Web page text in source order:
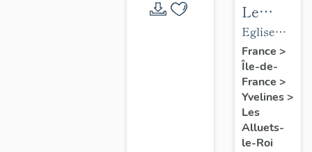
Le
mobilier
de
l'église
Saint-
Nicolas
Eglise
paroissiale
Saint-
Nicolas
France >
Île-de-
France >
Yvelines>
Les
Alluets-
le-Roi